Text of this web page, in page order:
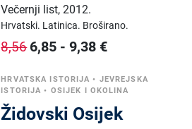
Večernji list,2012.
Hrvatski. Latinica. Broširano.
8,56 6,85 -9,38 €
HRVATSKA ISTORIJA • JEVREJSKA
ISTORIJA • OSIJEK I OKOLINA
Židovski Osijek